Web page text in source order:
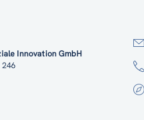
Innovation GmbH